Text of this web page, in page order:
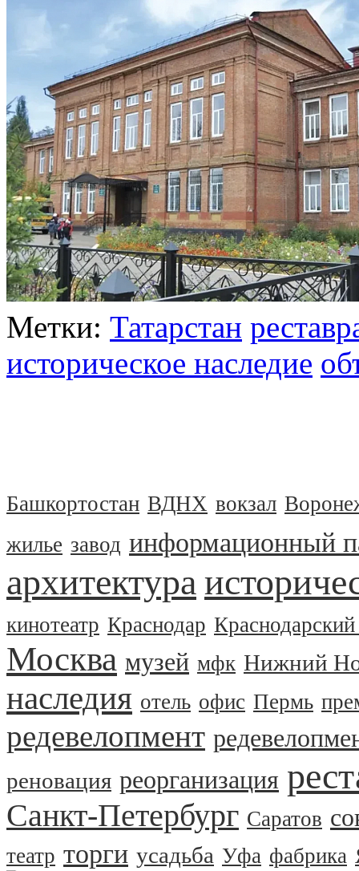
Метки: Татарстан
историческое наследие
Башкортостан ВДНХ вокзал
жилье завод информационный
архитектура
кинотеатр Краснодар
Москва музей мфк Нижний
наследия отель офис Пермь
редевелопмент
реновация реорганизация
Санкт-Петербург Саратов
театр торги усадьба Уфа фабрика